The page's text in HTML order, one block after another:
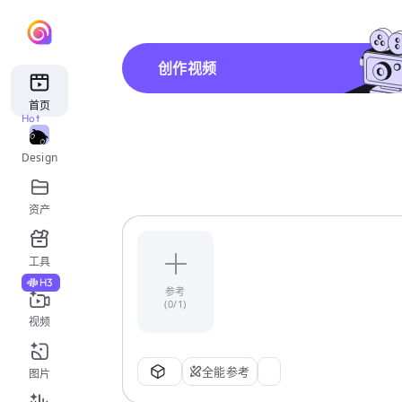
首页
Design
Hot
资产
工具
视频
H3
图片
创作视频
参考
(0/1)
全能参考